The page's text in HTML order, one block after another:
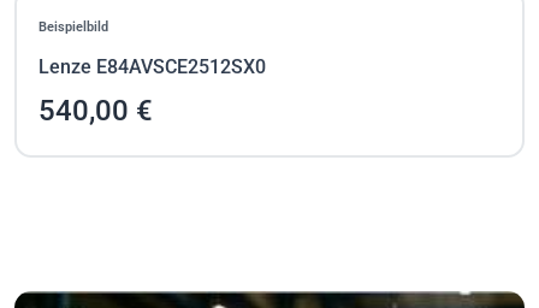
Beispielbild
Lenze E84AVSCE2512SX0
540,00 €